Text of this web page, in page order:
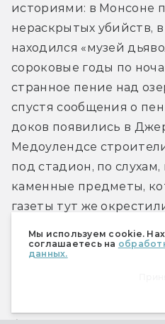
Мы используем cookie.
соглашаетесь на
данных.
историями: в Монсоне
нераскрытых убийств,
находился «музей
сороковые годы по
странное пение над
спустя сообщения о
доков появились в
Медоулендсе
под стадион, по
каменные предметы,
газеты тут же